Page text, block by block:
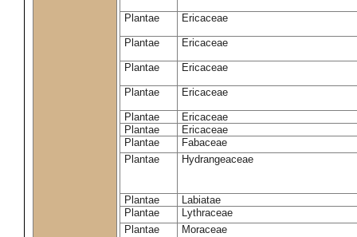
Plantae Ericaceae
Plantae Ericaceae
Plantae Ericaceae
Plantae Ericaceae
Plantae
Ericaceae
Plantae
Ericaceae
Plantae
Fabaceae
Plantae
Hydrangeaceae
Plantae
Labiatae
Plantae
Lythraceae
Plantae
Moraceae